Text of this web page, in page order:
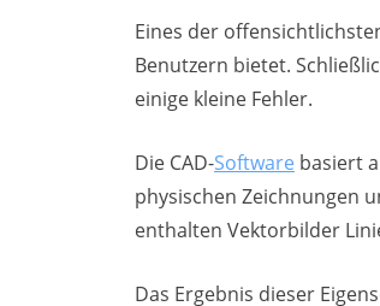
Eines der
Benutzern bietet.
einige kleine Fehler.
Die CAD-Software basiert
physischen Zeichnungen
enthalten Vektorbilder
Das Ergebnis dieser